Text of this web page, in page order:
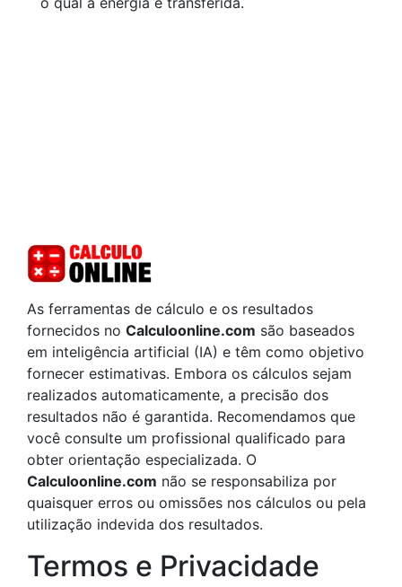
As ferramentas de cálculo e os resultados
fornecidos no Calculoonline.com são baseados
em inteligência artificial (IA) e têm como objetivo
fornecer estimativas. Embora os cálculos sejam
realizados automaticamente, a precisão dos
resultados não é garantida. Recomendamos que
você consulte um profissional qualificado para
obter orientação especializada. O
Calculoonline.com não se responsabiliza por
quaisquer erros ou omissões nos cálculos ou pela
utilização indevida dos resultados.
Termos e Privacidade